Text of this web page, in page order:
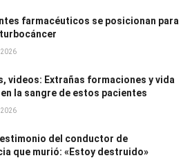
farmacéuticos se posicionan para
turbocáncer
2026
videos: Extrañas formaciones y vida
la sangre de estos pacientes
2026
del conductor de
que murió: «Estoy destruido»